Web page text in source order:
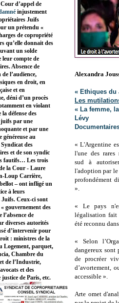
Alexandra
« Ethiques du
Les
« La femme,
Lévy
« L'Argentine
l'une des rares
sud à
l'adoption par
profondément
».
« Le pays
légalisation
été reconnu
« Selon
dangereux sont
de procréer
d’avortement,
accessible ».
Arte omet
d’appel de
injustement
Juifs
un prétendu «
de copropriété
qu’elle donnait des
un solde
leur compte de
Absence de
l’audience,
en droit, en
et en
déni d’un procès
en violant
la défense des
par une
et par une
généreuse au
des
et de son syndic
fautifs… Les trois
la Cour - Laure
Loup Carrière,
– ont infligé un
à leurs
Juifs. Ceux-ci sont
gouvernement des
l’absence de
diverses autorités
d’intervenir pour
: ministres de la
Logement, parquet,
Chambre du
de l’Industrie,
et des
justice de Paris, etc.